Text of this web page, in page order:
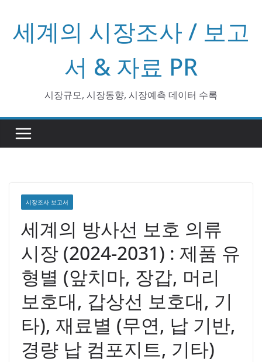
기
세계의 시장조사 / 보고
서 & 자료 PR
시장규모, 시장동향, 시장예측 데이터 수록
시장조사 보고서
세계의 방사선 보호 의류
시장 (2024-2031) : 제품 유
형별 (앞치마, 장갑, 머리
보호대, 갑상선 보호대, 기
타), 재료별 (무연, 납 기반,
경량 납 컴포지트, 기타)